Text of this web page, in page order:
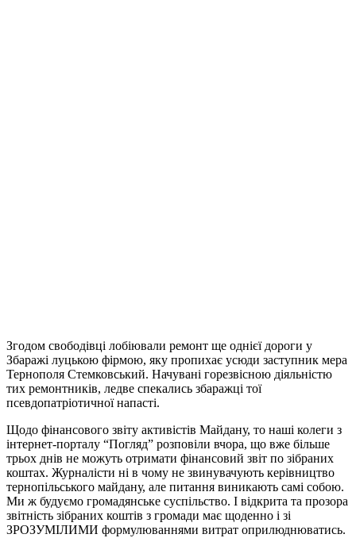
Згодом свободівці лобіювали ремонт ще однієї дороги у
Збаражі луцькою фірмою, яку пропихає усюди заступник мера
Тернополя Стемковський. Начувані горезвісною діяльністю
тих ремонтників, ледве спекались збаражці тої
псевдопатріотичної напасті.
Щодо фінансового звіту активістів Майдану, то наші колеги з
інтернет-порталу “Погляд” розповіли вчора, що вже більше
трьох днів не можуть отримати фінансовий звіт по зібраних
коштах. Журналісти ні в чому не звинувачують керівництво
тернопільського майдану, але питання виникають самі собою.
Ми ж будуємо громадянське суспільство. І відкрита та прозора
звітність зібраних коштів з громади має щоденно і зі
ЗРОЗУМІЛИМИ формулюваннями витрат оприлюднюватись.